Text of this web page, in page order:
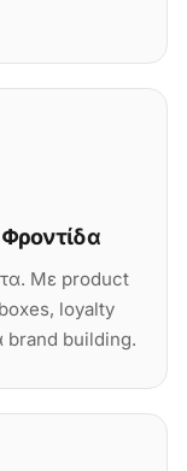
Με product
loyalty
brand building.